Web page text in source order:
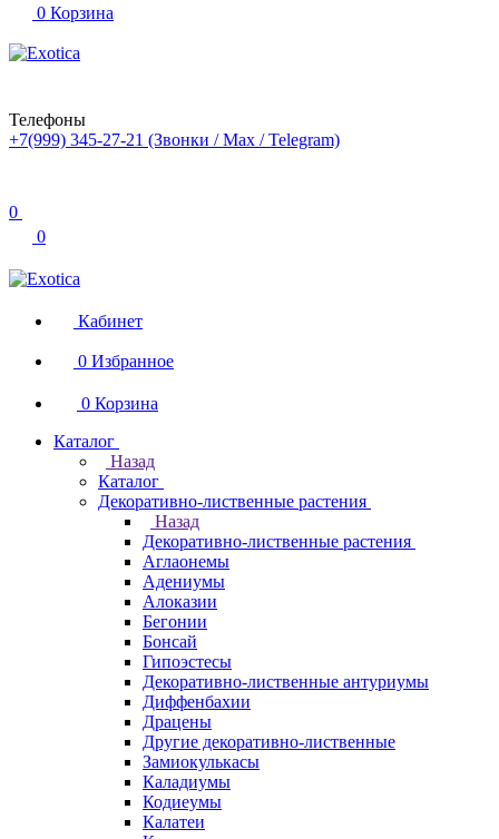
0 Корзина
Телефоны
+7(999) 345-27-21 (Звонки / Max / Telegram)
0
0
Кабинет
0 Избранное
0 Корзина
Каталог
Назад
Каталог
Декоративно-лиственные растения
Назад
Декоративно-лиственные растения
Аглаонемы
Адениумы
Алоказии
Бегонии
Бонсай
Гипоэстесы
Декоративно-лиственные антуриумы
Диффенбахии
Драцены
Другие декоративно-лиственные
Замиокулькасы
Каладиумы
Кодиеумы
Калатеи